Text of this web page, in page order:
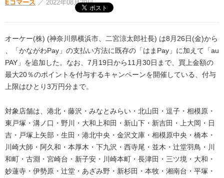
Eコマース ／ 2022年08月29日
オーケー(株) (神奈川県横浜市、二宮涼太郎社長) は8月26日(金)から
、「かながわPay」の支払い方法に既存の「はまPay」に加えて「au
PAY」を追加した。なお、7月19日から11月30日まで、買上金額の
最大20％のポイントを付与するキャンペーンを開催している、付与
上限はひとり3万円分まで。
対象店舗は、港北・藤沢・みなとみらい・北山田・逗子・相模原・
東戸塚・溝ノ口・野川・大和上和田・新山下・新吉田・上大岡・日
吉・戸塚上矢部・生田・港北中央・金沢文庫・相模原中央・橋本・
川崎大師・阿久和・本厚木・下九沢・西寺尾・並木・辻堂羽鳥・川
和町・古淵・宮崎台・新子安・川崎本町・長津田・三ツ境・大和・
妙蓮寺・伊勢原・辻堂・あざみ野・新杉田・本牧・湘南台・平塚・